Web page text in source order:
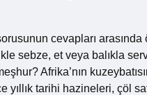
cevapları
sebze, et veya balıkla
Afrika’nın
yıllık tarihi hazineleri, çöl